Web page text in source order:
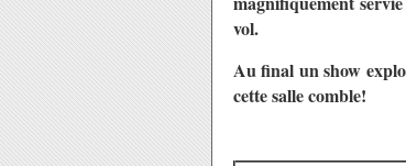
vol.
Au final un show
cette salle comble!